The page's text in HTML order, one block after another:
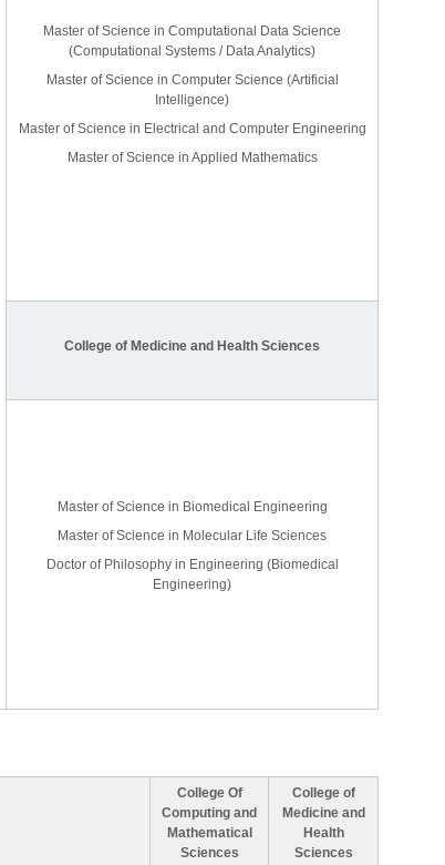
Master of Science in Computational Data Science
(Computational Systems / Data Analytics)
Master of Science in Computer Science (Artificial
Intelligence)
Master of Science in Electrical and Computer Engineering
Master of Science in Applied Mathematics
College of Medicine and Health Sciences
Master of Science in Biomedical Engineering
Master of Science in Molecular Life Sciences
Doctor of Philosophy in Engineering (Biomedical
Engineering)
College Of
Computing and
Mathematical
Sciences
College of
Medicine and
Health
Sciences